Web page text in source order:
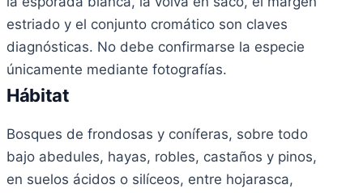
estriado y el conjunto cromático son claves
diagnósticas. No debe confirmarse la especie
únicamente mediante fotografías.
Hábitat
Bosques de frondosas y coníferas, sobre todo
bajo abedules, hayas, robles, castaños y pinos,
en suelos ácidos o silíceos, entre hojarasca,